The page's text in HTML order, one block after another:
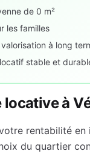
de 0 m²
les familles
à long
stable et
locative à
rentabilité en
du quartier